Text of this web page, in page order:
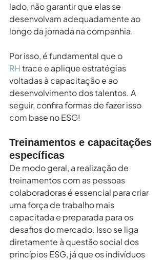
lado, não garantir que elas se
desenvolvam adequadamente ao
longo da jornada na companhia.
Por isso, é fundamental que o
RH trace e aplique estratégias
voltadas à capacitação e ao
desenvolvimento dos talentos. A
seguir, confira formas de fazer isso
com base no ESG!
Treinamentos e capacitações
específicas
De modo geral, a realização de
treinamentos com as pessoas
colaboradoras é essencial para criar
uma força de trabalho mais
capacitada e preparada para os
desafios do mercado. Isso se liga
diretamente à questão social dos
princípios ESG, já que os indivíduos